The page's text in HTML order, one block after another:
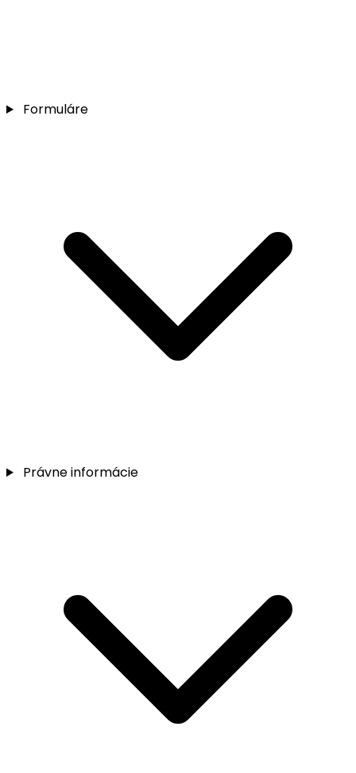
Formuláre
Právne informácie